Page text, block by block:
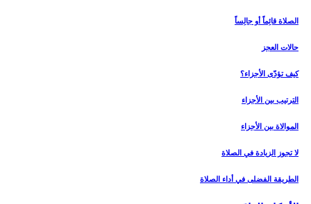
الصلاة قائِماً أو جالِساً
حالات العجز
كيف تؤدّى الأجزاء؟
الترتيب بين الأجزاء
الموالاة بين الأجزاء
لا تجوز الزيادة في الصلاة
الطريقة الفضلى في أداء الصلاة